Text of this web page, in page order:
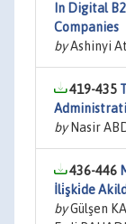
In Digital
Companies
byAshinyi
419-435
byNasir
436-446
İli̇şki̇de
byGülşen